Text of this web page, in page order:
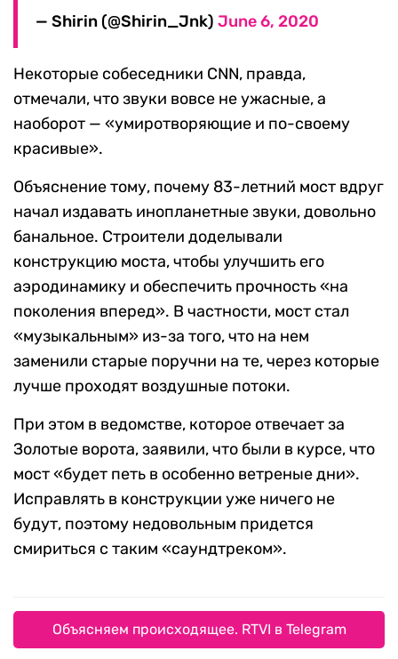
— Shirin (@Shirin_Jnk) June 6, 2020
Некоторые собеседники CNN, правда,
отмечали, что звуки вовсе не ужасные, а
наоборот — «умиротворяющие и по-своему
красивые».
Объяснение тому, почему 83-летний мост вдруг
начал издавать инопланетные звуки, довольно
банальное. Строители доделывали
конструкцию моста, чтобы улучшить его
аэродинамику и обеспечить прочность «на
поколения вперед». В частности, мост стал
«музыкальным» из-за того, что на нем
заменили старые поручни на те, через которые
лучше проходят воздушные потоки.
При этом в ведомстве, которое отвечает за
Золотые ворота, заявили, что были в курсе, что
мост «будет петь в особенно ветреные дни».
Исправлять в конструкции уже ничего не
будут, поэтому недовольным придется
смириться с таким «саундтреком».
Объясняем происходящее. RTVI в Telegram